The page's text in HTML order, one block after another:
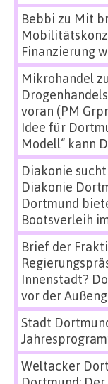
Bebbi zu Mit
Finanzierung
Mikrohandel
voran (PM
Idee für
Modell“ kann
Diakonie
Diakonie
Dortmund
Bootsverleih
Brief der
Innenstadt?
vor der
Stadt
Weltacker